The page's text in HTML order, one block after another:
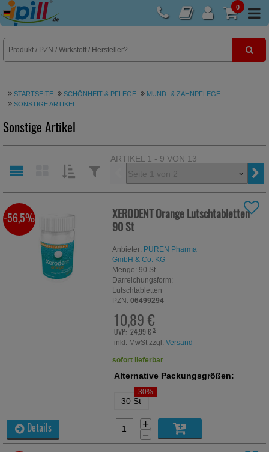
0
E-Rezept
STARTSEITE SCHÖNHEIT & PFLEGE
MUND- & ZAHNPFLEGE
SONSTIGE ARTIKEL
Sonstige Artikel
SORTIEREN
FILTERN
ARTIKEL 1 - 9 VON 13
Vorherige
XERODENT Orange Lutschtabletten
90 St
Anbieter: PUREN Pharma
GmbH & Co. KG
Menge: 90 St
Darreichungsform:
Lutschtabletten
PZN: 06499294
10,89 €
UVP: 24,99 €³
inkl. MwSt zzgl.Versand
-56,5%
sofort lieferbar
Alternative Packungsgrößen:
30 St
30%
+
−
Details